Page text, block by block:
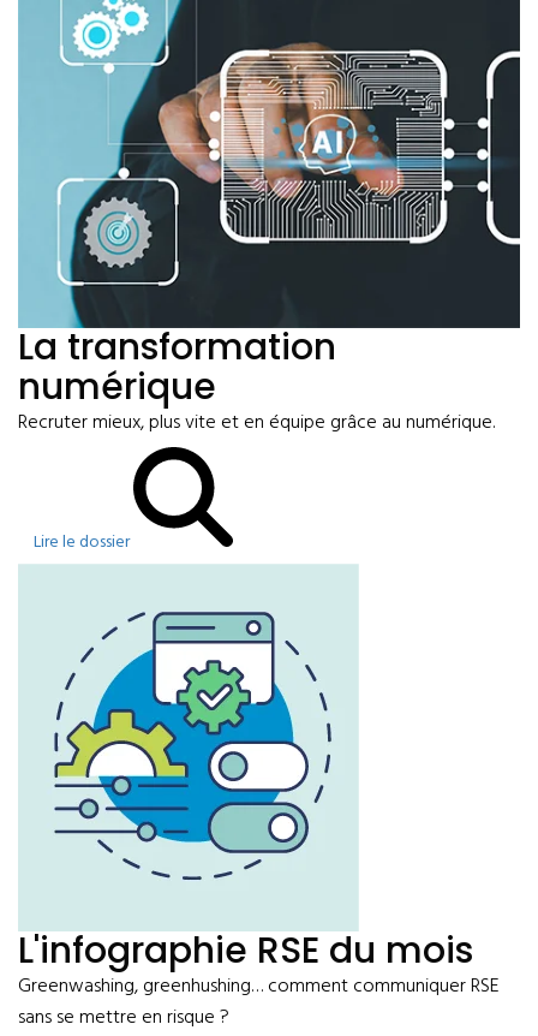
La transformation
numérique
Recruter mieux, plus vite et en équipe grâce au numérique.
Lire le dossier
L'infographie RSE du mois
Greenwashing, greenhushing… comment communiquer RSE
sans se mettre en risque ?